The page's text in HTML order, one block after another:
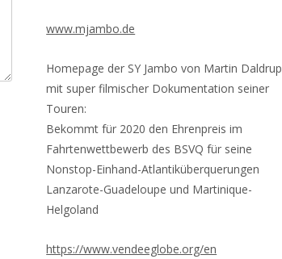
www.mjambo.de
Homepage der SY Jambo von Martin Daldrup
mit super filmischer Dokumentation seiner
Touren:
Bekommt für 2020 den Ehrenpreis im
Fahrtenwettbewerb des BSVQ für seine
Nonstop-Einhand-Atlantiküberquerungen
Lanzarote-Guadeloupe und Martinique-
Helgoland
https://www.vendeeglobe.org/en